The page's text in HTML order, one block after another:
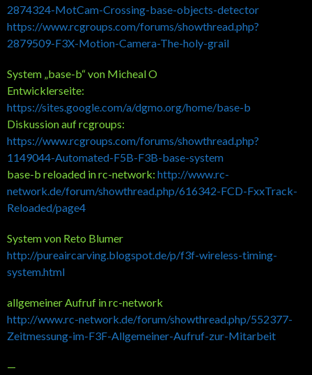
2874324-MotCam-Crossing-base-objects-detector
https://www.rcgroups.com/forums/showthread.php?
2879509-F3X-Motion-Camera-The-holy-grail
System „base-b“ von Micheal O
Entwicklerseite:
https://sites.google.com/a/dgmo.org/home/base-b
Diskussion auf rcgroups:
https://www.rcgroups.com/forums/showthread.php?
1149044-Automated-F5B-F3B-base-system
base-b reloaded in rc-network: http://www.rc-
network.de/forum/showthread.php/616342-FCD-FxxTrack-
Reloaded/page4
System von Reto Blumer
http://pureaircarving.blogspot.de/p/f3f-wireless-timing-
system.html
allgemeiner Aufruf in rc-network
http://www.rc-network.de/forum/showthread.php/552377-
Zeitmessung-im-F3F-Allgemeiner-Aufruf-zur-Mitarbeit
—